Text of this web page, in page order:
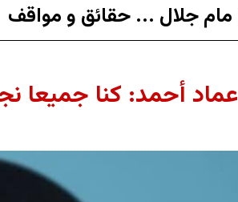
مام جلال ... حقائق و مواقف
عماد أحمد: كنا جميعا